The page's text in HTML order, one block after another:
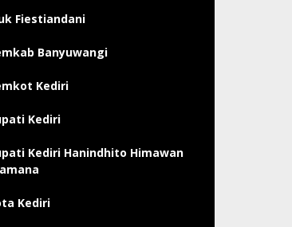
Fiestiandani
Banyuwangi
Kediri
Kediri
Kediri Hanindhito Himawan
Kediri